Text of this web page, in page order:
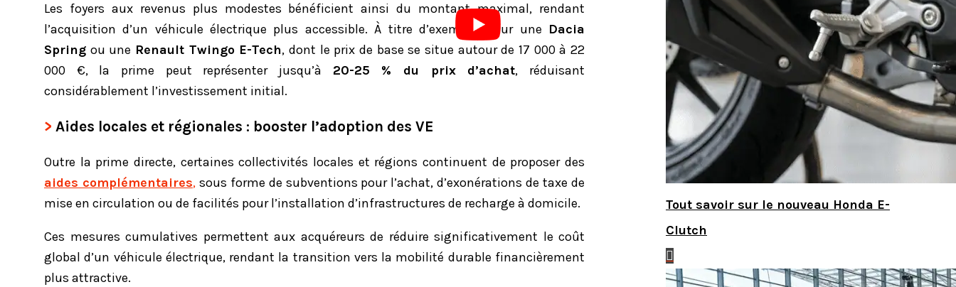
Les foyers aux revenus plus modestes bénéficient ainsi du montant maximal, rendant
l’acquisition d’un véhicule électrique plus accessible. À titre d’exemple, pour une Dacia
Spring ou une Renault Twingo E-Tech, dont le prix de base se situe autour de 17 000 à 22
000 €, la prime peut représenter jusqu’à 20-25 % du prix d’achat, réduisant
considérablement l’investissement initial.
Aides locales et régionales : booster l’adoption des VE
Outre la prime directe, certaines collectivités locales et régions continuent de proposer des
aides complémentaires,sous forme de subventions pour l’achat, d’exonérations de taxe de
mise en circulation ou de facilités pour l’installation d’infrastructures de recharge à domicile.
Ces mesures cumulatives permettent aux acquéreurs de réduire significativement le coût
global d’un véhicule électrique, rendant la transition vers la mobilité durable financièrement
plus attractive.
Tout savoir sur le nouveau Honda E-
Clutch